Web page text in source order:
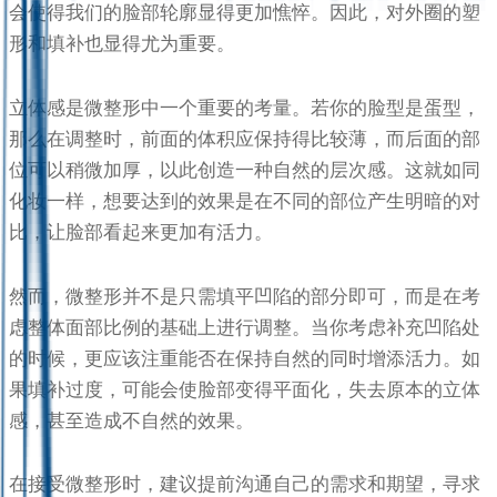
会使得我们的脸部轮廓显得更加憔悴。因此，对外圈的塑
形和填补也显得尤为重要。
立体感是微整形中一个重要的考量。若你的脸型是蛋型，
那么在调整时，前面的体积应保持得比较薄，而后面的部
位可以稍微加厚，以此创造一种自然的层次感。这就如同
化妆一样，想要达到的效果是在不同的部位产生明暗的对
比，让脸部看起来更加有活力。
然而，微整形并不是只需填平凹陷的部分即可，而是在考
虑整体面部比例的基础上进行调整。当你考虑补充凹陷处
的时候，更应该注重能否在保持自然的同时增添活力。如
果填补过度，可能会使脸部变得平面化，失去原本的立体
感，甚至造成不自然的效果。
在接受微整形时，建议提前沟通自己的需求和期望，寻求